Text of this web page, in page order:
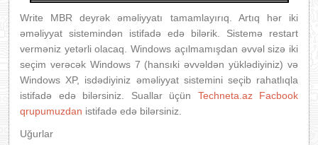
Write MBR deyrək əməliyyatı tamamlayırıq. Artıq hər iki
əməliyyat sistemindən istifadə edə bilərik. Sistemə restart
verməniz yetərli olacaq. Windows açılmamışdan əvvəl sizə iki
seçim verəcək Windows 7 (hansıki əvvəldən yüklədiyiniz) və
Windows XP, isdədiyiniz əməliyyat sistemini seçib rahatlıqla
istifadə edə bilərsiniz. Suallar üçün Techneta.az Facbook
qrupumuzdan istifadə edə bilərsiniz.
Uğurlar